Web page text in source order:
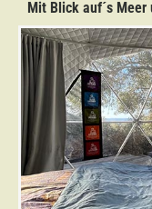
Mit Blick auf´s Meer